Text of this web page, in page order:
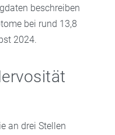
beschreiben
bei rund 13,8
2024.
an drei Stellen